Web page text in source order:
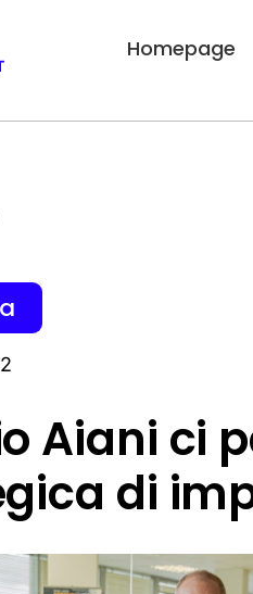
Homepage
Aiani ci
di